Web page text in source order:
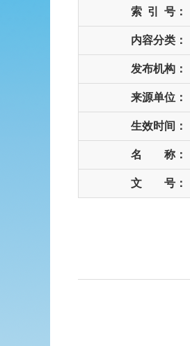
索 引 号：
内容分类：
发布机构：
来源单位：
生效时间：
名 称：
文 号：